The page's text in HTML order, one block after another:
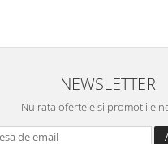
NEWSLETTER
Nu rata ofertele si promotiile